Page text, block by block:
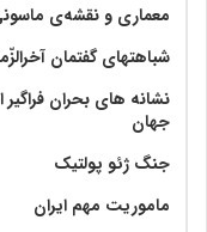
معماری و نقشه‌ی
شباهتهای گفتمان
نشانه های بحران
جهان
جنگ ژئو پولتیک
ماموریت مهم ایران